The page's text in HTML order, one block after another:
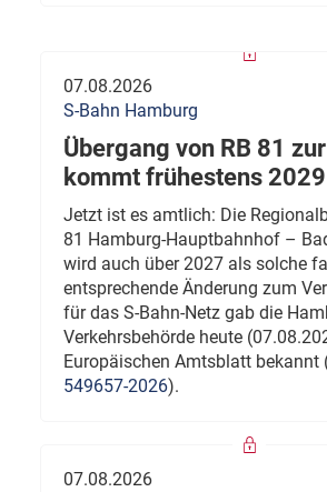
07.08.2026
S-Bahn Hamburg
Übergang von RB 81
kommt frühestens 2029
Jetzt ist es amtlich: Die
81 Hamburg-Hauptbahnhof –
wird auch über 2027 als solche
entsprechende Änderung zum
für das S-Bahn-Netz gab die
Verkehrsbehörde heute
Europäischen Amtsblatt bekannt
549657-2026).
07.08.2026